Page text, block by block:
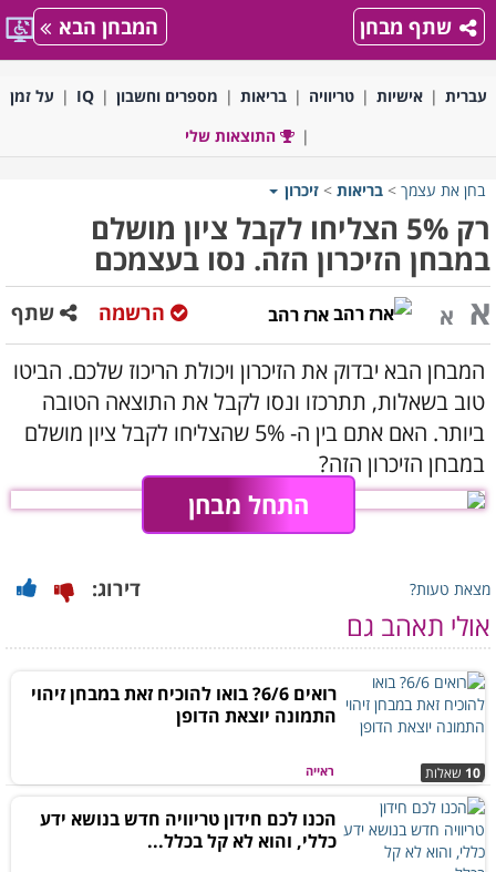
שתף מבחן המבחן הבא
עברית אישיות טריוויה בריאות מספרים וחשבון IQ
על זמן
התוצאות שלי
בחן את עצמך > בריאות > זיכרון
רק 5% הצליחו לקבל ציון מושלם
במבחן הזיכרון הזה. נסו בעצמכם
א א ארז רהב שתף הרשמה
המבחן הבא יבדוק את הזיכרון ויכולת הריכוז שלכם. הביטו
טוב בשאלות, תתרכזו ונסו לקבל את התוצאה הטובה
ביותר. האם אתם בין ה- 5% שהצליחו לקבל ציון מושלם
במבחן הזיכרון הזה?
התחל מבחן
מצאת טעות? דירוג:
אולי תאהב גם
ראייה 10 שאלות
רואים 6/6? בואו להוכיח זאת במבחן זיהוי
התמונה יוצאת הדופן
הכנו לכם חידון טריוויה חדש בנושא ידע
כללי, והוא לא קל בכלל...